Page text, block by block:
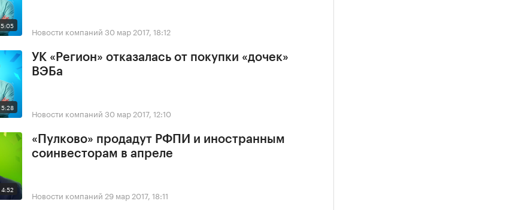
5:05 Новости компаний 30 мар 2017, 18:12
5:28
УК «Регион» отказалась от покупки «дочек»
ВЭБа
Новости компаний 30 мар 2017, 12:10
4:52
«Пулково» продадут РФПИ и иностранным
соинвесторам в апреле
Новости компаний 29 мар 2017, 18:11